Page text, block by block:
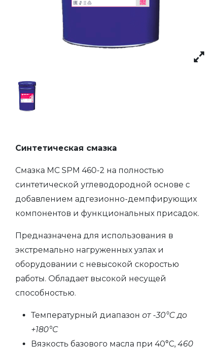
Синтетическая смазка
Смазка МС SPM 460-2 на полностью
синтетической углеводородной основе с
добавлением адгезионно-демпфирующих
компонентов и функциональных присадок.
Предназначена для использования в
экстремально нагруженных узлах и
оборудовании с невысокой скоростью
работы. Обладает высокой несущей
способностью.
Температурный диапазон от -30°C до
+180°C
Вязкость базового масла при 40°C,460